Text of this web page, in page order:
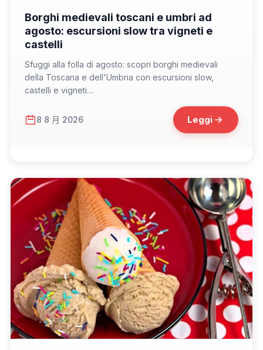
Borghi medievali toscani e umbri ad
agosto: escursioni slow tra vigneti e
castelli
Sfuggi alla folla di agosto: scopri borghi medievali
della Toscana e dell'Umbria con escursioni slow,
castelli e vigneti....
8 8 月 2026 Leggi